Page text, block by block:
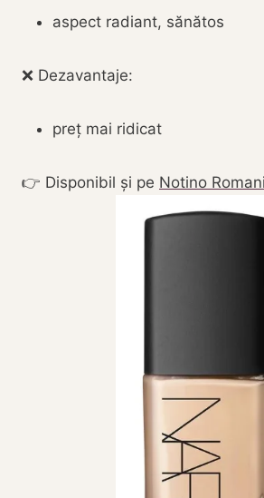
aspect radiant, sănătos
❌ Dezavantaje:
preț mai ridicat
👉 Disponibil și pe Notino